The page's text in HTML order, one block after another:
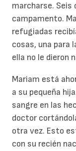
marcharse. Seis
campamento.
refugiadas
cosas, una para
ella no le dieron
Mariam está
a su pequeña
sangre en las
doctor
otra vez. Esto
con su recién